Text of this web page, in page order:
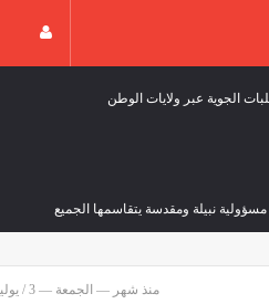
الجوية عبر ولايات الوطن
نبيلة ومقدسة يتقاسمها الجميع
منذ شهر — الجمعة — 3 / يوليو / 2026